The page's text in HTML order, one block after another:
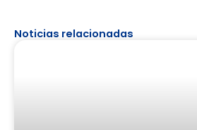
Noticias relacionadas